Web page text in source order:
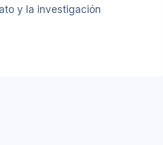
y la investigación